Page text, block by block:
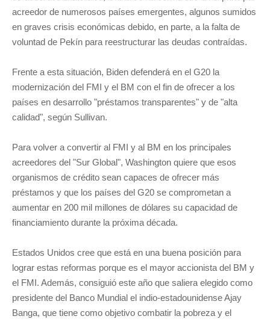
acreedor de numerosos países emergentes, algunos sumidos
en graves crisis económicas debido, en parte, a la falta de
voluntad de Pekín para reestructurar las deudas contraídas.
Frente a esta situación, Biden defenderá en el G20 la
modernización del FMI y el BM con el fin de ofrecer a los
países en desarrollo "préstamos transparentes" y de "alta
calidad", según Sullivan.
Para volver a convertir al FMI y al BM en los principales
acreedores del "Sur Global", Washington quiere que esos
organismos de crédito sean capaces de ofrecer más
préstamos y que los países del G20 se comprometan a
aumentar en 200 mil millones de dólares su capacidad de
financiamiento durante la próxima década.
Estados Unidos cree que está en una buena posición para
lograr estas reformas porque es el mayor accionista del BM y
el FMI. Además, consiguió este año que saliera elegido como
presidente del Banco Mundial el indio-estadounidense Ajay
Banga, que tiene como objetivo combatir la pobreza y el